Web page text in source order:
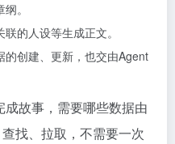
。
联的人设等生成正文。
的创建、更新，也交由Agent
故事，需要哪些数据由
找、拉取，不需要一次